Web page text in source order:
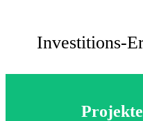
Investitions-